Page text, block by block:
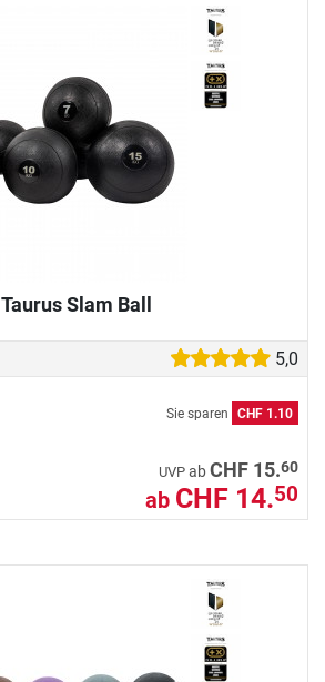
Taurus Slam Ball
5,0
Sie sparen CHF 1.10
UVP abCHF 15.60
ab CHF 14.50